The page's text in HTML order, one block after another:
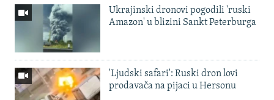
Ukrajinski dronovi pogodili 'ruski
Amazon' u blizini Sankt Peterburga
'Ljudski safari': Ruski dron lovi
prodavača na pijaci u Hersonu